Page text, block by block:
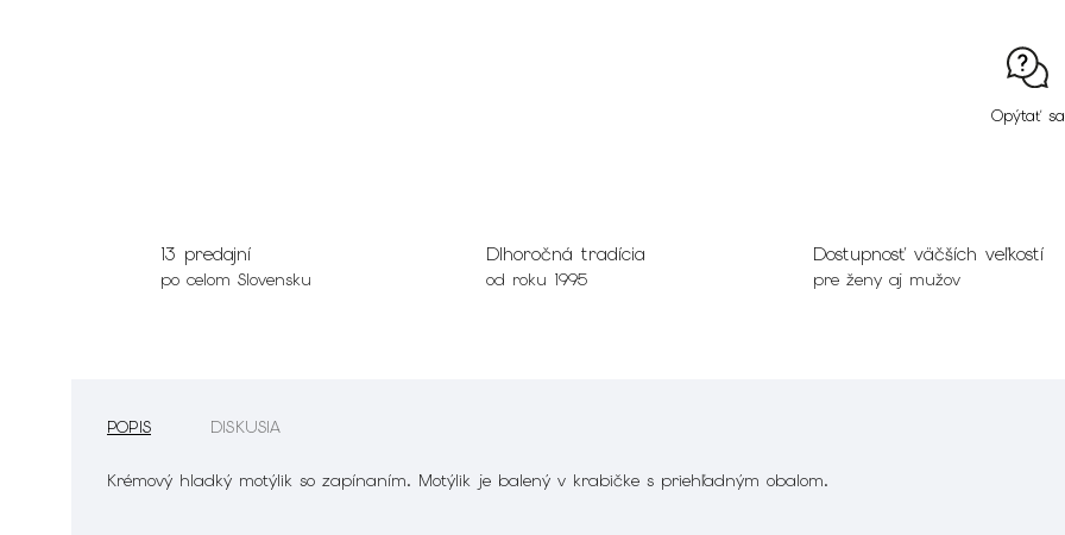
Opýtať sa
13 predajní
po celom Slovensku
Dlhoročná tradícia
od roku 1995
Dostupnosť väčších veľkostí
pre ženy aj mužov
POPIS DISKUSIA
Krémový hladký motýlik so zapínaním. Motýlik je balený v krabičke s priehľadným obalom.